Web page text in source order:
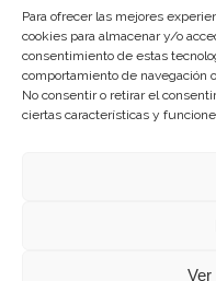
Para ofrecer las mejores
cookies para almacenar y/o
consentimiento de estas
comportamiento de navegación
No consentir o retirar el
ciertas características y
Ver
La gestión de la DOP
Regulador es
Instituto Canario